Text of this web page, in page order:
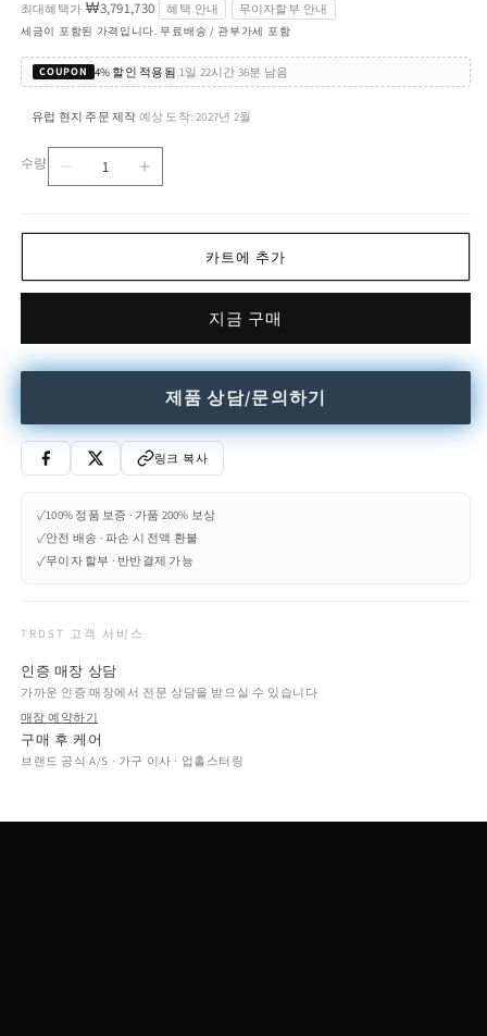
최대혜택가 ₩3,791,730 혜택 안내 무이자할부 안내
세금이 포함된 가격입니다. 무료배송 / 관부가세 포함
COUPON 4% 할인 적용됨 1일 22시간 36분 남음
유럽 현지 주문 제작 예상 도착: 2027년 2월
수량
SHIMMER
coffee
량
SHIMMER
coffee
량
카트에 추가
지금 구매
제품 상담/문의하기
링크 복사
✓100% 정품 보증 · 가품 200% 보상
✓안전 배송 · 파손 시 전액 환불
✓무이자 할부 · 반반결제 가능
TRDST 고객 서비스
인증 매장 상담
가까운 인증 매장에서 전문 상담을 받으실 수 있습니다
매장 예약하기
구매 후 케어
브랜드 공식 A/S · 가구 이사 · 업홀스터링